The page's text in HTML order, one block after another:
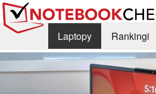
Laptopy Rankingi
Biblioteka
Info Szukajka